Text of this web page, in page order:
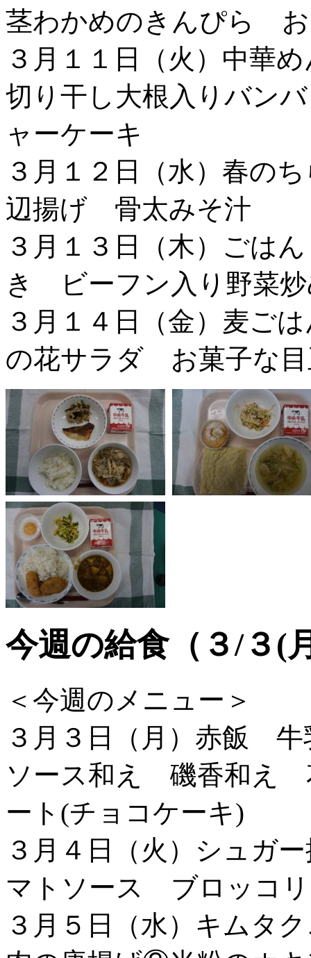
茎わかめのきんぴら
３月１１日（火）中
切り干し大根入りバン
ャーケーキ
３月１２日（水）春
辺揚げ 骨太みそ汁
３月１３日（木）ご
き ビーフン入り野菜
３月１４日（金）麦
の花サラダ お菓子な目
今週の給食（３/３(
＜今週のメニュー＞
３月３日（月）赤飯
ソース和え 磯香和え
ート(チョコケーキ)
３月４日（火）シュ
マトソース ブロッコ
３月５日（水）キム